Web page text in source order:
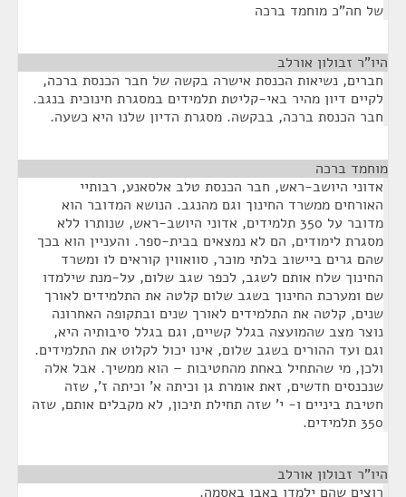
של חה"כ מוחמד ברכה
היו"ר זבולון אורלב
חברים, נשיאות הכנסת אישרה בקשה של חבר הכנסת ברכה,
לקיים דיון מהיר באי-קליטת תלמידים במסגרת חינוכית בנגב.
חבר הכנסת ברכה, בבקשה. מסגרת הדיון שלנו היא כשעה.
מוחמד ברכה
אדוני היושב-ראש, חבר הכנסת טלב אלסאנע, רבותיי
האורחים ממשרד החינוך וגם מהנגב. הנושא המדובר הוא
מדובר על 350 תלמידים, אדוני היושב-ראש, שנותרו ללא
מסגרת לימודים, הם לא נמצאים בבית-ספר. והעניין הוא בכך
שהם גרים ביישוב בלתי מוכר, סוואווין קוראים לו ומשרד
החינוך שלח אותם לשגב, לכפר שגב שלום, על-מנת שילמדו
שם ומערכת החינוך בשגב שלום קלטה את התלמידים לאורך
שנים, קלטה את התלמידים לאורך שנים ובתקופה האחרונה
נוצר מצב שהמועצה בגלל קשיים, וגם בגלל סיבותיה היא,
וגם ועד ההורים בשגב שלום, אינו יכול לקלוט את התלמידים.
ולכן, מי שהתחיל באחת מהחטיבות – הוא ממשיך. אבל אלה
שנכנסים חדשים, זאת אומרת גן וכיתה א' וכיתה ז', שזה
חטיבת ביניים ו- י' שזה תחילת תיכון, לא מקבלים אותם, שזה
350 תלמידים.
היו"ר זבולון אורלב
רוצים שהם ילמדו באבו באסמה.